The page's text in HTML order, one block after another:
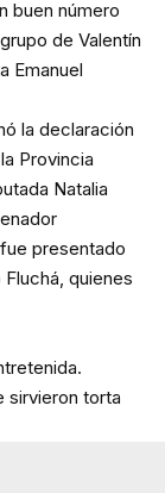
buen número
de Valentín
Emanuel
la declaración
Provincia
Natalia
presentado
quienes
sirvieron torta